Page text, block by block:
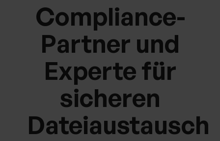
Compliance-
Partner und
Experte für
sicheren
Dateiaustausch